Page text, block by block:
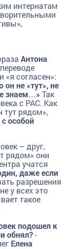
интернатам
Антона
«я согласен»:
он не «тут», не
знаем…» Так
с РАС. Как
тут рядом»,
особой
– друг,
рядом» они
учатся
даже если
разрешения
у всех это
такое
подошел к
обнял?-
Елена